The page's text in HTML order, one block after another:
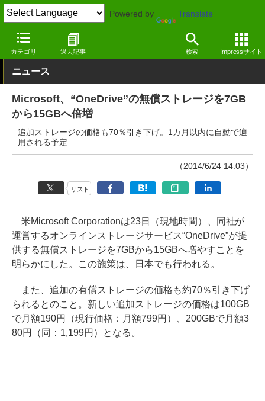
Powered by Translate
カテゴリ 過去記事 検索 Impressサイト
窓の杜 インターネット Webサービス
ニュース
Microsoft、“OneDrive”の無償ストレージを7GB
から15GBへ倍増
追加ストレージの価格も70％引き下げ。1カ月以内に自動で適
用される予定
（2014/6/24 14:03）
リスト
米Microsoft Corporationは23日（現地時間）、同社が
運営するオンラインストレージサービス“OneDrive”が提
供する無償ストレージを7GBから15GBへ増やすことを
明らかにした。この施策は、日本でも行われる。
また、追加の有償ストレージの価格も約70％引き下げ
られるとのこと。新しい追加ストレージの価格は100GB
で月額190円（現行価格：月額799円）、200GBで月額3
80円（同：1,199円）となる。